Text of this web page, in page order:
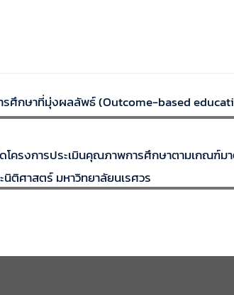
รศึกษาที่มุ่งผลลัพธ์ (Outcome-based
ครงการประเมินคุณภาพการศึกษาตามเกณฑ์ม
ติศาสตร์ มหาวิทยาลัยนเรศวร